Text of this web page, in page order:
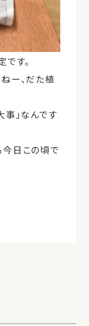
す。
ー、だた植
事」なんです
日この頃で